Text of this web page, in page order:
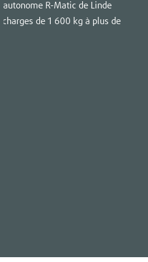
R-Matic de Linde
de 1 600 kg à plus de